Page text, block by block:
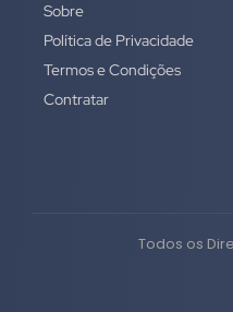
Sobre
Política de Privacidade
Termos e Condições
Contratar
Todos os